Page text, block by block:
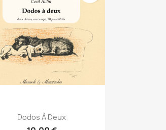
Aperçu rapide
Dodos À Deux